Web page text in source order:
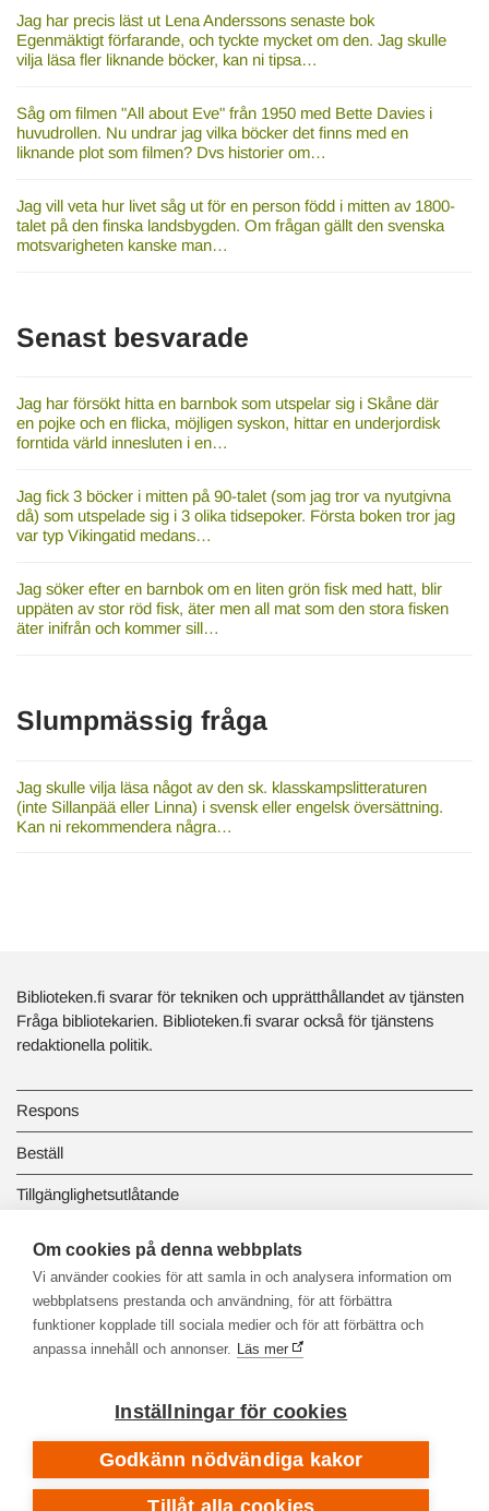
Jag har precis läst ut Lena Anderssons senaste bok
Egenmäktigt förfarande, och tyckte mycket om den. Jag skulle
vilja läsa fler liknande böcker, kan ni tipsa…
Såg om filmen "All about Eve" från 1950 med Bette Davies i
huvudrollen. Nu undrar jag vilka böcker det finns med en
liknande plot som filmen? Dvs historier om…
Jag vill veta hur livet såg ut för en person född i mitten av 1800-
talet på den finska landsbygden. Om frågan gällt den svenska
motsvarigheten kanske man…
Senast besvarade
Jag har försökt hitta en barnbok som utspelar sig i Skåne där
en pojke och en flicka, möjligen syskon, hittar en underjordisk
forntida värld innesluten i en…
Jag fick 3 böcker i mitten på 90-talet (som jag tror va nyutgivna
då) som utspelade sig i 3 olika tidsepoker. Första boken tror jag
var typ Vikingatid medans…
Jag söker efter en barnbok om en liten grön fisk med hatt, blir
uppäten av stor röd fisk, äter men all mat som den stora fisken
äter inifrån och kommer sill…
Slumpmässig fråga
Jag skulle vilja läsa något av den sk. klasskampslitteraturen
(inte Sillanpää eller Linna) i svensk eller engelsk översättning.
Kan ni rekommendera några…
Biblioteken.fi svarar för tekniken och upprätthållandet av tjänsten
Fråga bibliotekarien. Biblioteken.fi svarar också för tjänstens
redaktionella politik.
Respons
Beställ
Tillgänglighetsutlåtande
Dataskydd och registerbeskrivningar
Länkbiblioteket
Om cookies på denna webbplats
Vi använder cookies för att samla in och analysera information om
webbplatsens prestanda och användning, för att förbättra
funktioner kopplade till sociala medier och för att förbättra och
anpassa innehåll och annonser. Läs mer
Inställningar för cookies
Godkänn nödvändiga kakor